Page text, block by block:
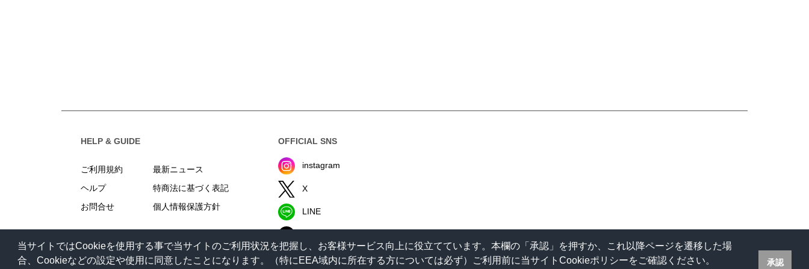
当サイトではCookieを使用する事で当サイトのご利用状況を把握し、お客様サービス向上に役立てています。本欄の「承認」を押すか、これ以降ページを遷移した場
合、Cookieなどの設定や使用に同意したことになります。（特にEEA域内に所在する方については必ず）ご利用前に当サイトCookieポリシーをご確認ください。
承認
HELP & GUIDE
ご利用規約
ヘルプ
お問合せ
最新ニュース
特商法に基づく表記
個人情報保護方針
OFFICIAL SNS
instagram
X
LINE